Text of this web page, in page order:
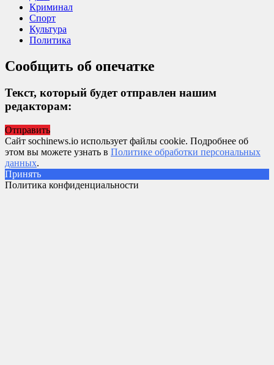
Криминал
Спорт
Культура
Политика
Сообщить об опечатке
Текст, который будет отправлен нашим
редакторам:
Отправить
Сайт sochinews.io использует файлы cookie. Подробнее об
этом вы можете узнать в Политике обработки персональных
данных.
Принять
Политика конфиденциальности